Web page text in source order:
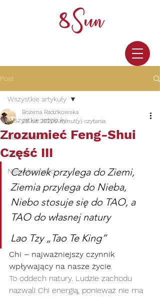
Post
Wszystkie artykuły
Ciekawostki
Ludzie
Nieruchomości
Wszystkie artykuły
Zrozumieć Feng-Shui
Część III
Bożena Radzikowska
28 lut 20202 minut(y) czytania
Człowiek przylega do Ziemi,
Ziemia przylega do Nieba,
Niebo stosuje się do TAO, a
TAO do własnej natury
Lao Tzy „Tao Te King”
Chi – najważniejszy czynnik
wpływający na nasze życie.
To oddech natury. Ludzie zachodu
nazwali Chi energią, ponieważ nie ma